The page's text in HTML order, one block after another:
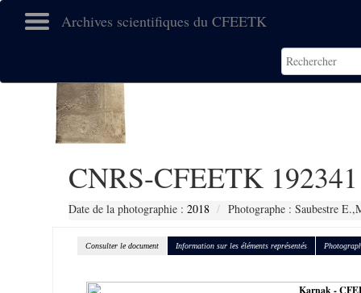
Archives scientifiques du CFEETK
CNRS-CFEETK 192341
Date de la photographie : 2018 Photographe : Saubestre
Consulter le document Information sur les éléments représentés